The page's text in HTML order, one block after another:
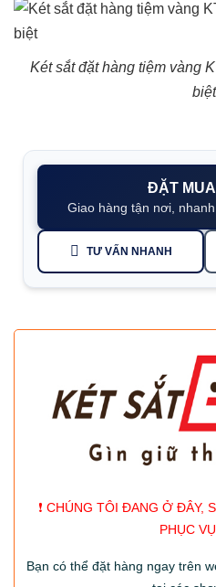
Két sắt đặt hàng tiệm vàng
biệt
ĐẶT
Giao hàng tận nơi,
TƯ VẤN NHANH
❗️ CHÚNG TÔI ĐANG Ở ĐÂY,
PHỤC VỤ
Bạn có thể đặt hàng ngay trên